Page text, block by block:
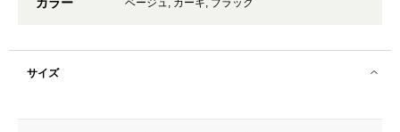
ベージュ, カーキ, ブラック
サイズ